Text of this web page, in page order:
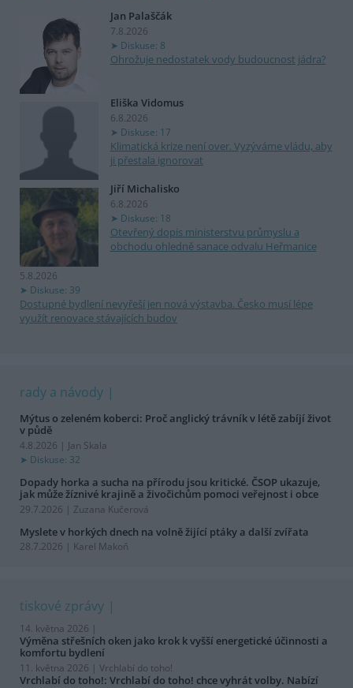
Jan Palaščák
7.8.2026
Diskuse: 8
Ohrožuje nedostatek vody budoucnost jádra?
Eliška Vidomus
6.8.2026
Diskuse: 17
Klimatická krize není over. Vyzýváme vládu, aby
ji přestala ignorovat
Jiří Michalisko
6.8.2026
Diskuse: 18
Otevřený dopis ministerstvu průmyslu a
obchodu ohledně sanace odvalu Heřmanice
5.8.2026
Diskuse: 39
Dostupné bydlení nevyřeší jen nová výstavba. Česko musí lépe
využít renovace stávajících budov
rady a návody
Mýtus o zeleném koberci: Proč anglický trávník v létě zabíjí život
v půdě
4.8.2026 | Jan Skala
Diskuse: 32
Dopady horka a sucha na přírodu jsou kritické. ČSOP ukazuje,
jak může žíznivé krajině a živočichům pomoci veřejnost i obce
29.7.2026 | Zuzana Kučerová
Myslete v horkých dnech na volně žijící ptáky a další zvířata
28.7.2026 | Karel Makoň
tiskové zprávy
14. května 2026 |
Výměna střešních oken jako krok k vyšší energetické účinnosti a
komfortu bydlení
11. května 2026 | Vrchlabí do toho!
Vrchlabí do toho!: Vrchlabí do toho! chce vyhrát volby. Nabízí